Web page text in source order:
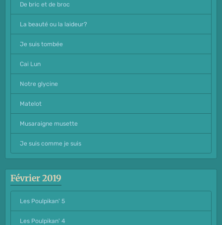
De bric et de broc
La beauté ou la laideur?
Je suis tombée
Cai Lun
Notre glycine
Matelot
Musaraigne musette
Je suis comme je suis
Février 2019
Les Poulpikan' 5
Les Poulpikan' 4